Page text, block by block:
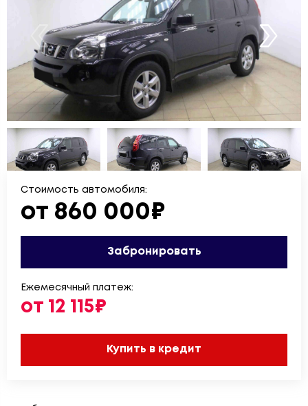
Стоимость автомобиля:
от 860 000₽
Забронировать
Ежемесячный платеж:
от 12 115₽
Купить в кредит